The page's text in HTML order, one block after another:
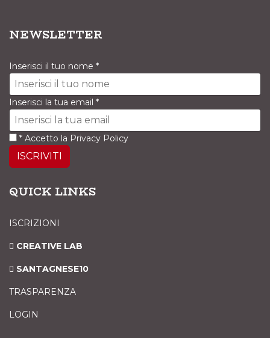
NEWSLETTER
Inserisci il tuo nome *
Inserisci la tua email *
* Accetto la Privacy Policy
ISCRIVITI
QUICK LINKS
ISCRIZIONI
CREATIVE LAB
SANTAGNESE10
TRASPARENZA
LOGIN